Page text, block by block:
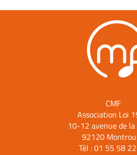
CMF
Association Loi
10-12 avenue de
92120
Tél :01 55 58